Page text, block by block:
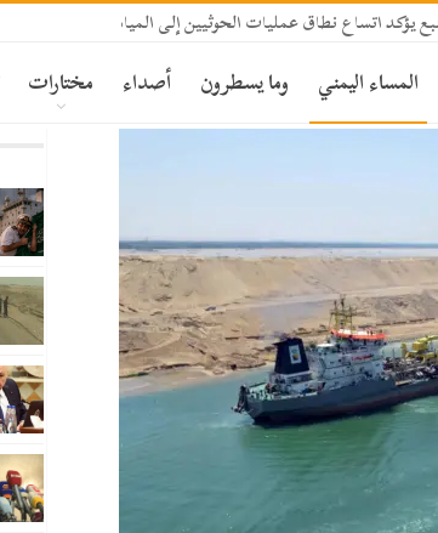
اتساع نطاق عمليات الحوثيين إلى المياه الإقليمية السعودية
المساء اليمني وما يسطرون أصداء مختارات